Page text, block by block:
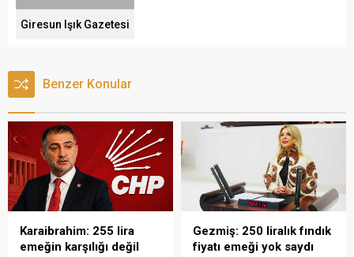
Giresun Işık Gazetesi
Benzer Konular
Karaibrahim: 255 lira
emeğin karşılığı değil
Gezmiş: 250 liralık fındık
fiyatı emeği yok saydı